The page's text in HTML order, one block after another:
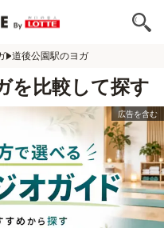
道後公園駅のヨガ
を比較して探す